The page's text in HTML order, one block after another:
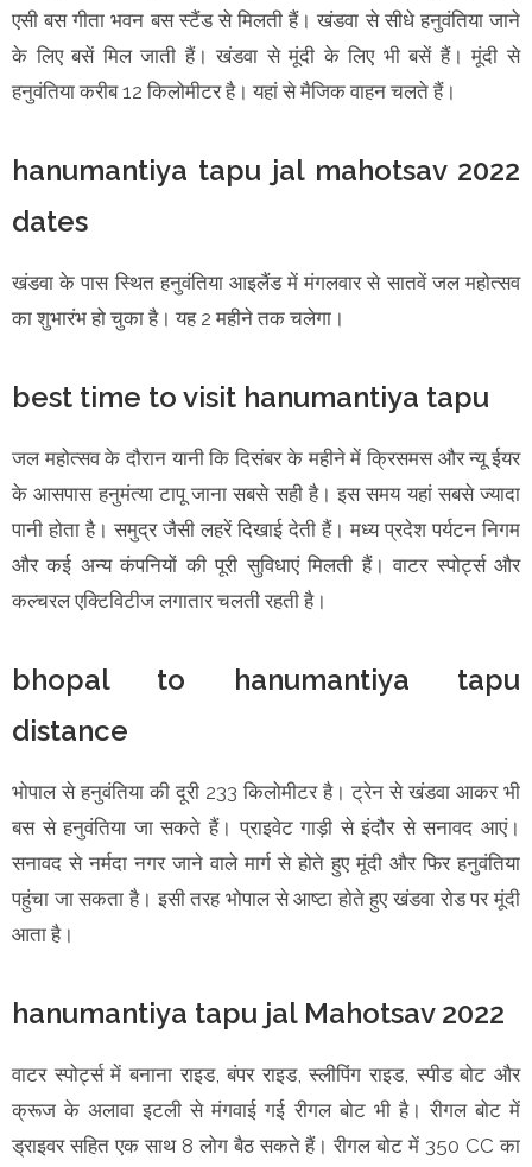
एसी बस गीता भवन बस स्टैंड से मिलती हैं। खंडवा से सीधे हनुवंतिया जाने
के लिए बसें मिल जाती हैं। खंडवा से मूंदी के लिए भी बसें हैं। मूंदी से
हनुवंतिया करीब 12 किलोमीटर है। यहां से मैजिक वाहन चलते हैं।
hanumantiya tapu jal mahotsav 2022
dates
खंडवा के पास स्थित हनुवंतिया आइलैंड में मंगलवार से सातवें जल महोत्सव
का शुभारंभ हो चुका है। यह 2 महीने तक चलेगा।
best time to visit hanumantiya tapu
जल महोत्सव के दौरान यानी कि दिसंबर के महीने में क्रिसमस और न्यू ईयर
के आसपास हनुमंत्या टापू जाना सबसे सही है। इस समय यहां सबसे ज्यादा
पानी होता है। समुद्र जैसी लहरें दिखाई देती हैं। मध्य प्रदेश पर्यटन निगम
और कई अन्य कंपनियों की पूरी सुविधाएं मिलती हैं। वाटर स्पोर्ट्स और
कल्चरल एक्टिविटीज लगातार चलती रहती है।
bhopal to hanumantiya tapu
distance
भोपाल से हनुवंतिया की दूरी 233 किलोमीटर है। ट्रेन से खंडवा आकर भी
बस से हनुवंतिया जा सकते हैं। प्राइवेट गाड़ी से इंदौर से सनावद आएं।
सनावद से नर्मदा नगर जाने वाले मार्ग से होते हुए मूंदी और फिर हनुवंतिया
पहुंचा जा सकता है। इसी तरह भोपाल से आष्टा होते हुए खंडवा रोड पर मूंदी
आता है।
hanumantiya tapu jal Mahotsav 2022
वाटर स्पोर्ट्स में बनाना राइड, बंपर राइड, स्लीपिंग राइड, स्पीड बोट और
क्रूज के अलावा इटली से मंगवाई गई रीगल बोट भी है। रीगल बोट में
ड्राइवर सहित एक साथ 8 लोग बैठ सकते हैं। रीगल बोट में 350 CC का